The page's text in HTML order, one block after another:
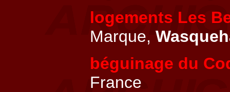
logements Les
Marque,
béguinage du
France